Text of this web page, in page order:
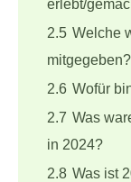
erlebt/
2.5 Welche
mitgegeben?
2.6 Wofür
2.7 Was
in 2024?
2.8 Was ist